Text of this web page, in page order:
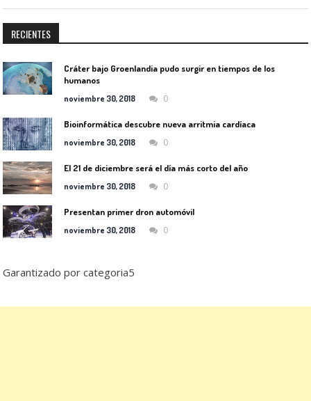
RECIENTES
Cráter bajo Groenlandia pudo surgir en tiempos de los
humanos
noviembre 30, 2018 0
Bioinformática descubre nueva arritmia cardíaca
noviembre 30, 2018 0
El 21 de diciembre será el día más corto del año
noviembre 30, 2018 0
Presentan primer dron automóvil
noviembre 30, 2018 0
Garantizado por categoria5